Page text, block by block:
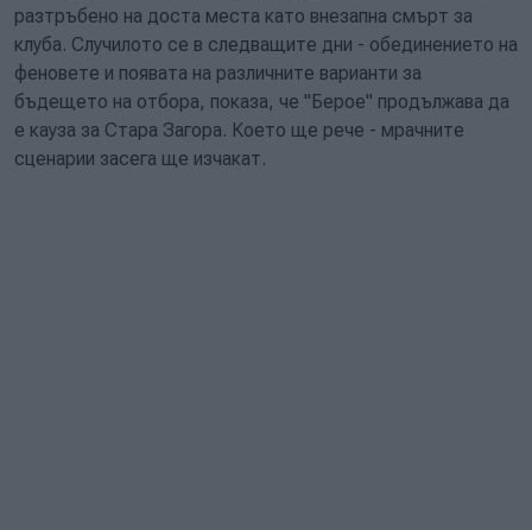
разтръбено на доста места като внезапна смърт за
клуба. Случилото се в следващите дни - обединението на
феновете и появата на различните варианти за
бъдещето на отбора, показа, че "Берое" продължава да
е кауза за Стара Загора. Което ще рече - мрачните
сценарии засега ще изчакат.